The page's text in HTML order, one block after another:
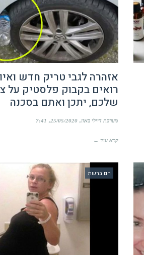
אזהרה לגבי טריק חדש
רואים בקבוק פלסטיק על
שלכם, יתכן ואתם בסכנה
מערכת דיילי באזז 25/05/2020
7:41
קרא עוד ←
חם ברשת